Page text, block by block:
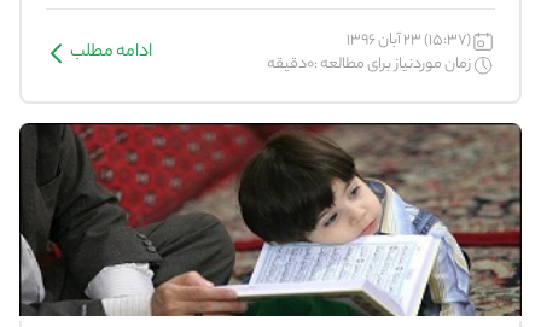
(15:37) 23 آبان 1396
زمان موردنیاز برای مطالعه :0دقیقه
ادامه مطلب